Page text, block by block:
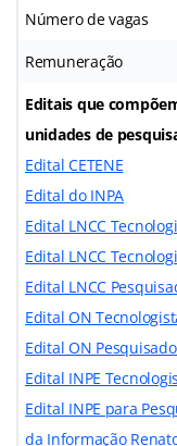
Número de vagas
Remuneração
Editais que
unidades de
Edital CETENE
Edital do INPA
Edital LNCC
Edital LNCC
Edital LNCC
Edital ON
Edital ON
Edital INPE
Edital INPE para
da Informação